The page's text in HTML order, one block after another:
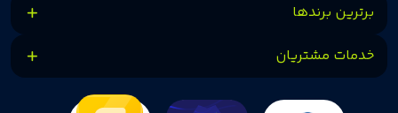
برترین برندها
خدمات مشتریان